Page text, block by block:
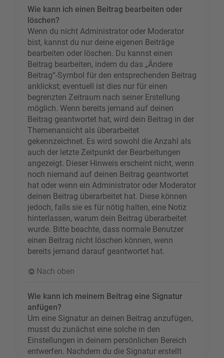
Wie kann ich einen Beitrag bearbeiten oder
löschen?
Wenn du nicht Administrator oder Moderator
bist, kannst du nur deine eigenen Beiträge
bearbeiten oder löschen. Du kannst einen
Beitrag bearbeiten, indem du das „Ändere
Beitrag“-Symbol für den entsprechenden Beitrag
anklickst; eventuell ist dies nur für einen
begrenzten Zeitraum nach seiner Erstellung
möglich. Wenn bereits jemand auf deinen
Beitrag geantwortet hat, wird dein Beitrag in der
Themenansicht als überarbeitet
gekennzeichnet. Es wird sowohl die Anzahl als
auch der letzte Zeitpunkt der Bearbeitungen
angezeigt. Dieser Hinweis erscheint nicht, wenn
noch niemand auf deinen Beitrag geantwortet
hat oder wenn ein Administrator oder Moderator
deinen Beitrag überarbeitet hat. Diese können
jedoch, falls sie es für nötig halten, eine Notiz
hinterlassen, warum dein Beitrag überarbeitet
wurde. Bitte beachte, dass normale Benutzer
einen Beitrag nicht löschen können, wenn
bereits jemand darauf geantwortet hat.
Nach oben
Wie kann ich meinem Beitrag eine Signatur
anfügen?
Um eine Signatur an deinen Beitrag anzufügen,
musst du zunächst eine solche in den
Einstellungen in deinem persönlichen Bereich
entwerfen. Nachdem du die Signatur erstellt